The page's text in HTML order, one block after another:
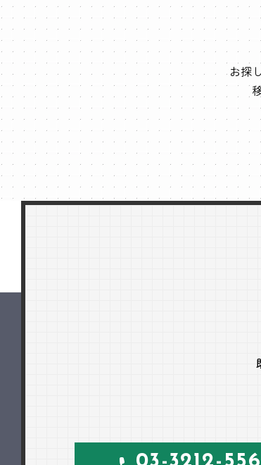
お探